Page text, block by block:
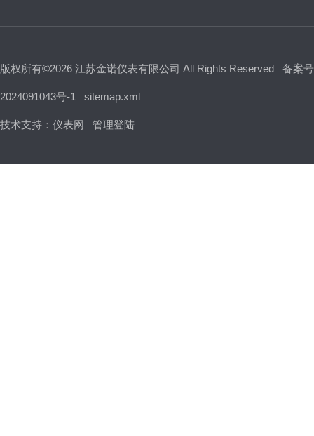
版权所有©2026 江苏金诺仪表有限公司 All Rights Reserved 备案
2024091043号-1 sitemap.xml
技术支持： 仪表网 管理登陆